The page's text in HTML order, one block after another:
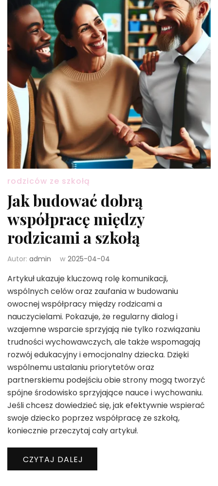
rodziców ze szkołą
Jak budować dobrą
współpracę między
rodzicami a szkołą
Autor: admin w 2025-04-04
Artykuł ukazuje kluczową rolę komunikacji,
wspólnych celów oraz zaufania w budowaniu
owocnej współpracy między rodzicami a
nauczycielami. Pokazuje, że regularny dialog i
wzajemne wsparcie sprzyjają nie tylko rozwiązaniu
trudności wychowawczych, ale także wspomagają
rozwój edukacyjny i emocjonalny dziecka. Dzięki
wspólnemu ustalaniu priorytetów oraz
partnerskiemu podejściu obie strony mogą tworzyć
spójne środowisko sprzyjające nauce i wychowaniu.
Jeśli chcesz dowiedzieć się, jak efektywnie wspierać
swoje dziecko poprzez współpracę ze szkołą,
koniecznie przeczytaj cały artykuł.
CZYTAJ DALEJ